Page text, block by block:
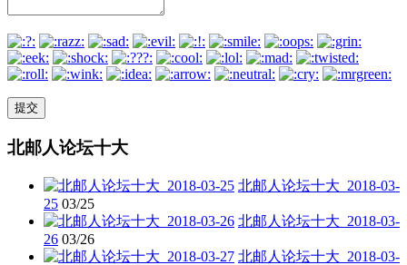
北邮人论坛十大
北邮人论坛十大_2018-03-
25 03/25
北邮人论坛十大_2018-03-
26 03/26
北邮人论坛十大_2018-03-